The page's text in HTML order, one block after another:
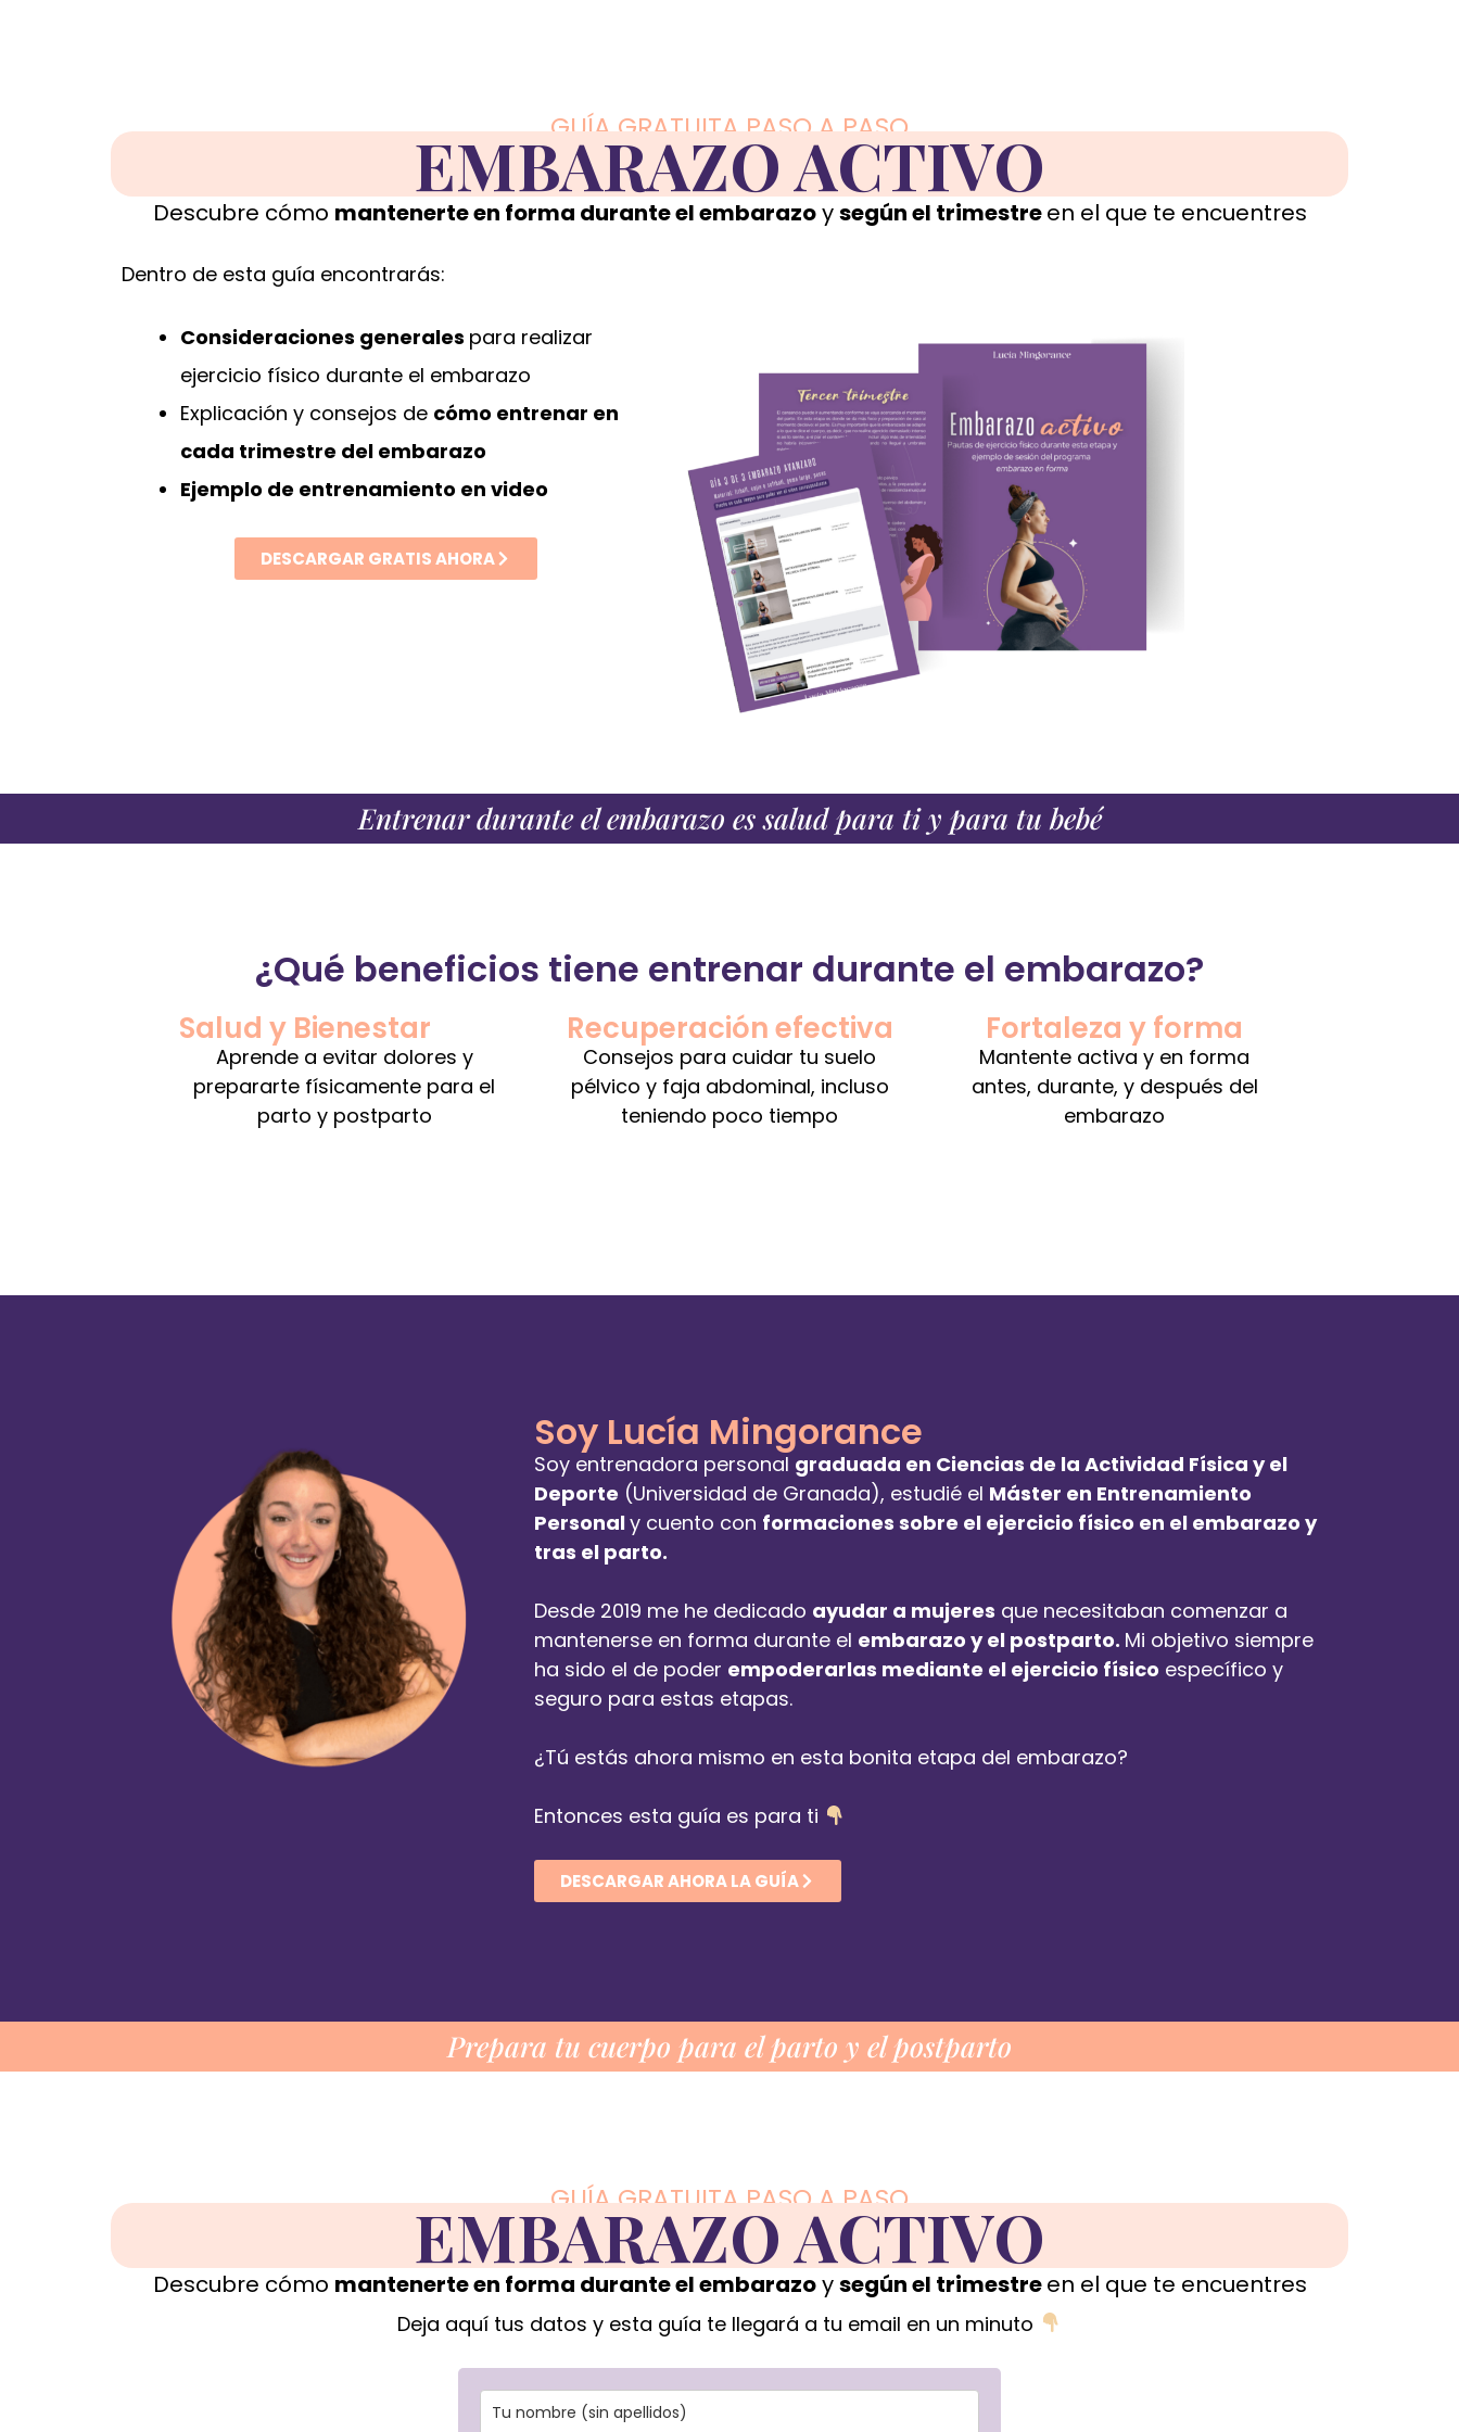
GUÍA GRATUITA PASO A PASO
EMBARAZO ACTIVO
Descubre cómo mantenerte en forma durante el embarazoysegún el trimestreen el que te encuentres
Dentro de esta guía encontrarás:
Consideraciones generales para realizar
ejercicio físico durante el embarazo
Explicación y consejos de cómo entrenar en
cada trimestre del embarazo
Ejemplo de entrenamiento en video
DESCARGAR GRATIS AHORA
Entrenar durante el embarazo es salud para ti y para tu bebé
¿Qué beneficios tiene entrenar durante el embarazo?
Salud y Bienestar
Aprende a evitar dolores y
prepararte físicamente para el
parto y postparto
Recuperación efectiva
Consejos para cuidar tu suelo
pélvico y faja abdominal, incluso
teniendo poco tiempo
Fortaleza y forma
Mantente activa y en forma
antes, durante, y después del
embarazo
Soy Lucía Mingorance
Soy entrenadora personal graduada en Ciencias de la Actividad Física y el
Deporte (Universidad de Granada), estudié el Máster en Entrenamiento
Personaly cuento con formaciones sobre el ejercicio físico en el embarazo y
tras el parto.
Desde 2019 me he dedicado ayudar a mujeres que necesitaban comenzar a
mantenerse en forma durante el embarazo y el postparto. Mi objetivo siempre
ha sido el de poder empoderarlas mediante el ejercicio físico específico y
seguro para estas etapas.
¿Tú estás ahora mismo en esta bonita etapa del embarazo?
Entonces esta guía es para ti
DESCARGAR AHORA LA GUÍA
Prepara tu cuerpo para el parto y el postparto
GUÍA GRATUITA PASO A PASO
EMBARAZO ACTIVO
Descubre cómo mantenerte en forma durante el embarazoysegún el trimestreen el que te encuentres
Deja aquí tus datos y esta guía te llegará a tu email en un minuto